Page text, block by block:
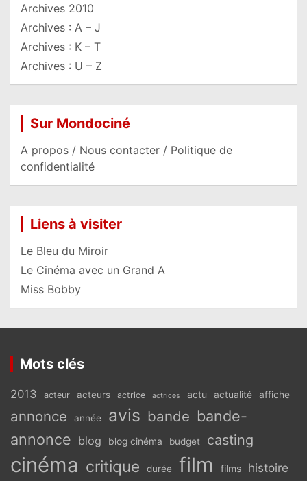
Archives 2010
Archives : A – J
Archives : K – T
Archives : U – Z
Sur Mondociné
A propos / Nous contacter / Politique de
confidentialité
Liens à visiter
Le Bleu du Miroir
Le Cinéma avec un Grand A
Miss Bobby
Mots clés
2013 acteur acteurs actrice actrices actu actualité affiche
annonce année avis bande bande-
annonce blog blog cinéma budget casting
cinéma critique durée film films histoire